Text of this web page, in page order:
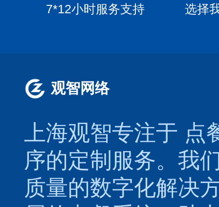
7*12小时服务支持 选择
观智网络
上海观智专注于 点
序的定制服务。我
质量的数字化解决